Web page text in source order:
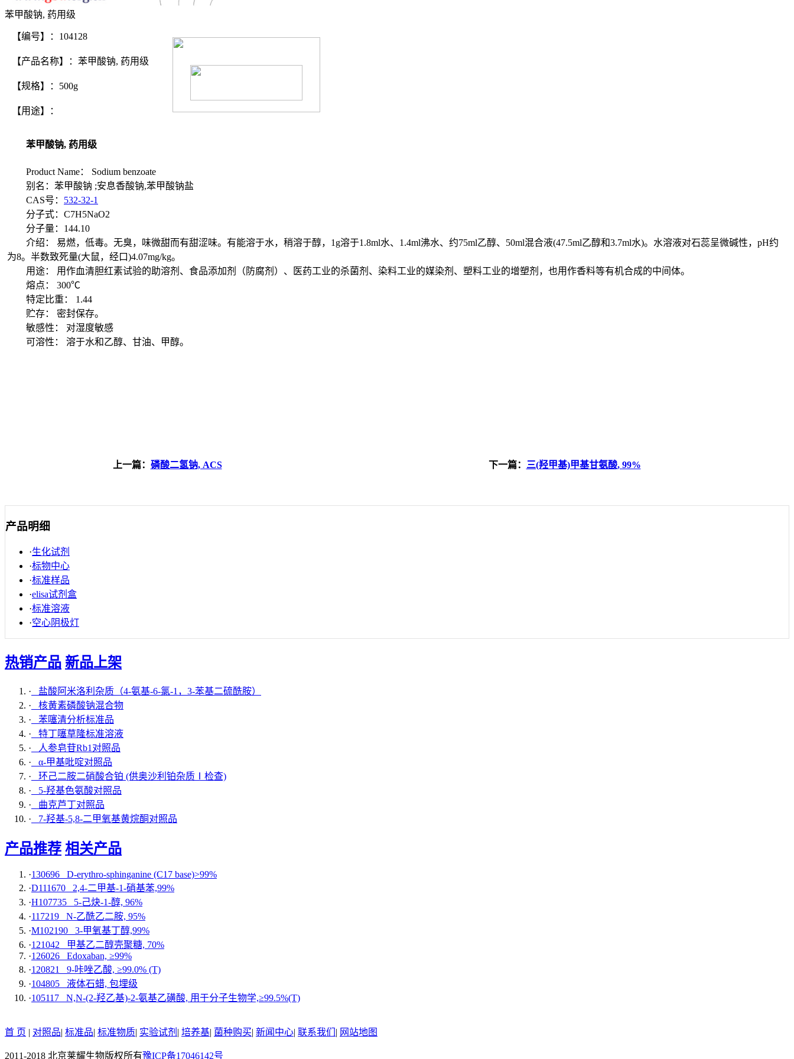
苯甲酸钠, 药用级
【编号】：104128
【产品名称】：苯甲酸钠, 药用级
【规格】：500g
【用途】：
苯甲酸钠, 药用级
Product Name： Sodium benzoate
别名：苯甲酸钠 ;安息香酸钠,苯甲酸钠盐
CAS号： 532-32-1
分子式：C7H5NaO2
分子量：144.10
介绍： 易燃，低毒。无臭，味微甜而有甜涩味。有能溶于水，稍溶于醇，1g溶于1.8ml水、1.4ml沸水、约75ml乙醇、50ml混合液(47.5ml乙醇和3.7ml水)。水溶液对石蕊呈微碱性，pH约
为8。半数致死量(大鼠，经口)4.07mg/kg。
用途： 用作血清胆红素试验的助溶剂、食品添加剂（防腐剂）、医药工业的杀菌剂、染料工业的媒染剂、塑料工业的增塑剂，也用作香料等有机合成的中间体。
熔点： 300℃
特定比重： 1.44
贮存： 密封保存。
敏感性： 对湿度敏感
可溶性： 溶于水和乙醇、甘油、甲醇。
上一篇： 磷酸二氢钠, ACS 下一篇： 三(羟甲基)甲基甘氨酸, 99%
产品明细
·生化试剂
·标物中心
·标准样品
·elisa试剂盒
·标准溶液
·空心阴极灯
热销产品 新品上架
· 盐酸阿米洛利杂质（4-氨基-6-氯-1，3-苯基二硫酰胺）
· 核黄素磷酸钠混合物
· 苯噻清分析标准品
· 特丁噻草隆标准溶液
· 人参皂苷Rb1对照品
· α-甲基吡啶对照品
· 环己二胺二硝酸合铂 (供奥沙利铂杂质Ⅰ检查)
· 5-羟基色氨酸对照品
· 曲克芦丁对照品
· 7-羟基-5,8-二甲氧基黄烷酮对照品
产品推荐 相关产品
·130696 D-erythro-sphinganine (C17 base)>99%
·D111670 2,4-二甲基-1-硝基苯,99%
·H107735 5-己炔-1-醇, 96%
·117219 N-乙酰乙二胺, 95%
·M102190 3-甲氧基丁醇,99%
·121042 甲基乙二醇壳聚糖, 70%
·126026 Edoxaban, ≥99%
·120821 9-咔唑乙酸, ≥99.0% (T)
·104805 液体石蜡, 包埋级
·105117 N,N-(2-羟乙基)-2-氨基乙磺酸, 用于分子生物学,≥99.5%(T)
首 页 | 对照品| 标准品| 标准物质| 实验试剂 | 培养基| 菌种购买| 新闻中心| 联系我们 | 网站地图
2011-2018 北京莱耀生物版权所有豫ICP备17046142号